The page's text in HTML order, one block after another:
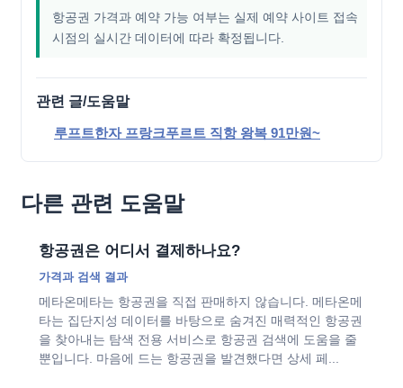
항공권 가격과 예약 가능 여부는 실제 예약 사이트 접속
시점의 실시간 데이터에 따라 확정됩니다.
관련 글/도움말
루프트한자 프랑크푸르트 직항 왕복 91만원~
다른 관련 도움말
항공권은 어디서 결제하나요?
가격과 검색 결과
메타온메타는 항공권을 직접 판매하지 않습니다. 메타온메
타는 집단지성 데이터를 바탕으로 숨겨진 매력적인 항공권
을 찾아내는 탐색 전용 서비스로 항공권 검색에 도움을 줄
뿐입니다. 마음에 드는 항공권을 발견했다면 상세 페...